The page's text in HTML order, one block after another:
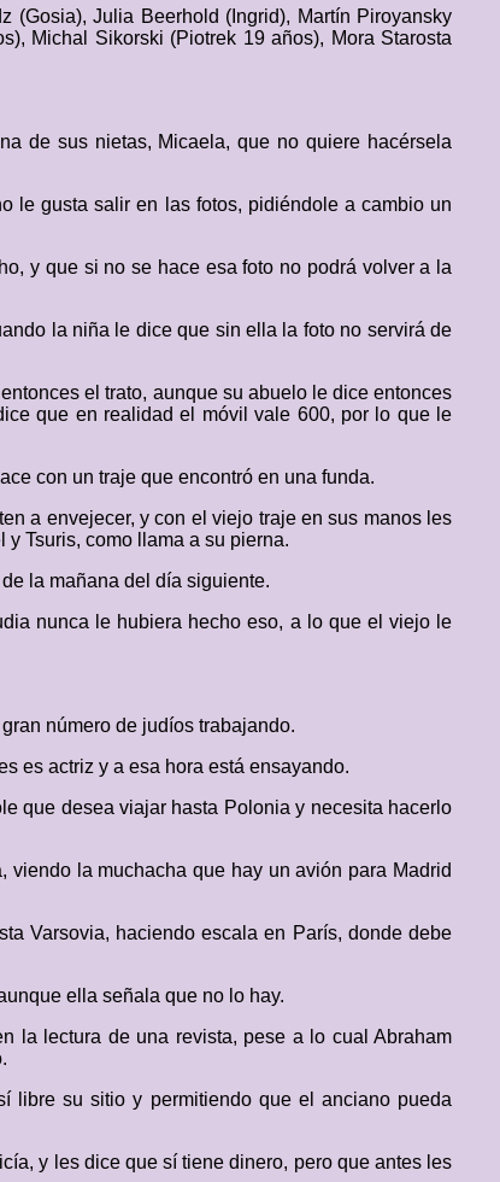
(Gosia), Julia Beerhold (Ingrid), Martín Piroyansky
Michal Sikorski (Piotrek 19 años), Mora Starosta
de sus nietas, Micaela, que no quiere hacérsela
le gusta salir en las fotos, pidiéndole a cambio un
y que si no se hace esa foto no podrá volver a la
la niña le dice que sin ella la foto no servirá de
el trato, aunque su abuelo le dice entonces
que en realidad el móvil vale 600, por lo que le
con un traje que encontró en una funda.
a envejecer, y con el viejo traje en sus manos les
Tsuris, como llama a su pierna.
la mañana del día siguiente.
nunca le hubiera hecho eso, a lo que el viejo le
número de judíos trabajando.
es actriz y a esa hora está ensayando.
que desea viajar hasta Polonia y necesita hacerlo
la muchacha que hay un avión para Madrid
Varsovia, haciendo escala en París, donde debe
ella señala que no lo hay.
la lectura de una revista, pese a lo cual Abraham
libre su sitio y permitiendo que el anciano pueda
y les dice que sí tiene dinero, pero que antes les